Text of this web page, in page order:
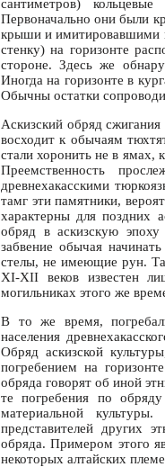
сантиметров)
Первоначально они были
крыши и имитировавшими
стенку) на горизонте
стороне. Здесь же
Иногда на горизонте в
Обычны остатки
Аскизский обряд
восходит к обычаям
стали хоронить не в ямах,
Преемственность
древнехакасскими
тамг эти памятники,
характерны для поздних
обряд в аскизскую
забвение обычая
стелы, не имеющие рун.
XI-XII веков известен
могильниках этого же
В то же время,
населения
Обряд аскизской
погребением на
обряда говорят об иной
те погребения по
материальной
представителей других
обряда. Примером этого
некоторых алтайских